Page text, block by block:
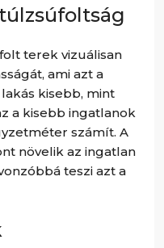
terek vizuálisan
ami azt a
kisebb, mint
a kisebb ingatlanok
számít. A
növelik az ingatlan
teszi azt a